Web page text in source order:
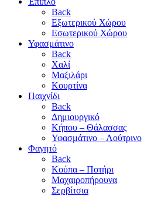
Back
Εξωτερικού Χώρου
Εσωτερικού Χώρου
Υφασμάτινο
Back
Χαλί
Μαξιλάρι
Κουρτίνα
Παιχνίδι
Back
Δημιουργικό
Κήπου – Θάλασσας
Υφασμάτινο – Λούτρινο
Φαγητό
Back
Κούπα – Ποτήρι
Μαχαιροπήρουνα
Σερβίτσια